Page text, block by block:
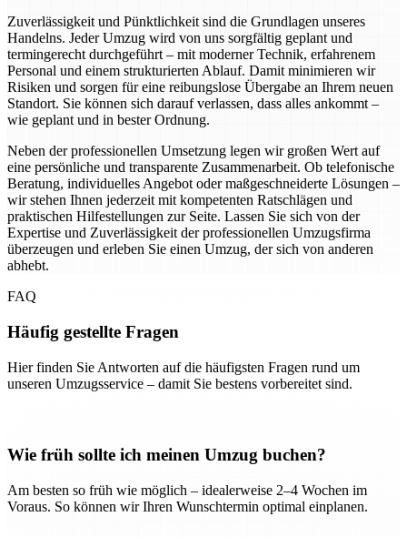
Zuverlässigkeit und Pünktlichkeit sind die Grundlagen unseres
Handelns. Jeder Umzug wird von uns sorgfältig geplant und
termingerecht durchgeführt – mit moderner Technik, erfahrenem
Personal und einem strukturierten Ablauf. Damit minimieren wir
Risiken und sorgen für eine reibungslose Übergabe an Ihrem neuen
Standort. Sie können sich darauf verlassen, dass alles ankommt –
wie geplant und in bester Ordnung.
Neben der professionellen Umsetzung legen wir großen Wert auf
eine persönliche und transparente Zusammenarbeit. Ob telefonische
Beratung, individuelles Angebot oder maßgeschneiderte Lösungen –
wir stehen Ihnen jederzeit mit kompetenten Ratschlägen und
praktischen Hilfestellungen zur Seite. Lassen Sie sich von der
Expertise und Zuverlässigkeit der professionellen Umzugsfirma
überzeugen und erleben Sie einen Umzug, der sich von anderen
abhebt.
FAQ
Häufig gestellte Fragen
Hier finden Sie Antworten auf die häufigsten Fragen rund um
unseren Umzugsservice – damit Sie bestens vorbereitet sind.
Wie früh sollte ich meinen Umzug buchen?
Am besten so früh wie möglich – idealerweise 2–4 Wochen im
Voraus. So können wir Ihren Wunschtermin optimal einplanen.